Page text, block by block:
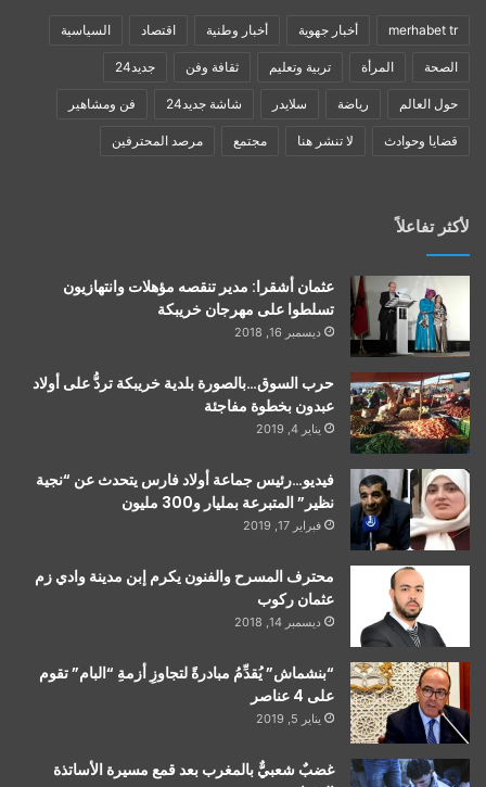
merhabet tr أخبار جهوية أخبار وطنية اقتصاد السياسية
الصحة المرأة تربية وتعليم ثقافة وفن جديد24
حول العالم رياضة سلايدر شاشة جديد24 فن ومشاهير
قضايا وحوادث لا تنشر هنا مجتمع مرصد المحترفين
لأكثر تفاعلاً
عثمان أشقرا: مدير تنقصه مؤهلات وانتهازيون
تسلطوا على مهرجان خريبكة
ديسمبر 16, 2018
حرب السوق…بالصورة بلدية خريبكة تردُّ على أولاد
عبدون بخطوة مفاجئة
يناير 4, 2019
فيديو…رئيس جماعة أولاد فارس يتحدث عن “نجية
نظير” المتبرعة بمليار و300 مليون
فبراير 17, 2019
محترف المسرح والفنون يكرم إبن مدينة وادي زم
عثمان ركوب
ديسمبر 14, 2018
“بنشماش” يُقدِّمُ مبادرةً لتجاوزِ أزمةِ “البام” تقوم
على 4 عناصر
يناير 5, 2019
غضبٌ شعبيٌّ بالمغرب بعد قمع مسيرة الأساتذة